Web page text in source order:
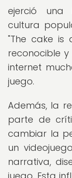
ejerció una
cultura
"The cake is
reconocible
internet
juego.
Además, la
parte de
cambiar la
un
narrativa,